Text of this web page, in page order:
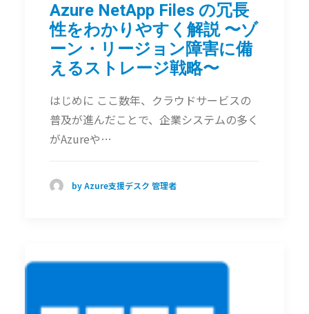
Azure NetApp Files の冗長
性をわかりやすく解説 〜ゾ
ーン・リージョン障害に備
えるストレージ戦略〜
はじめに ここ数年、クラウドサービスの
普及が進んだことで、企業システムの多く
がAzureや…
by Azure支援デスク 管理者